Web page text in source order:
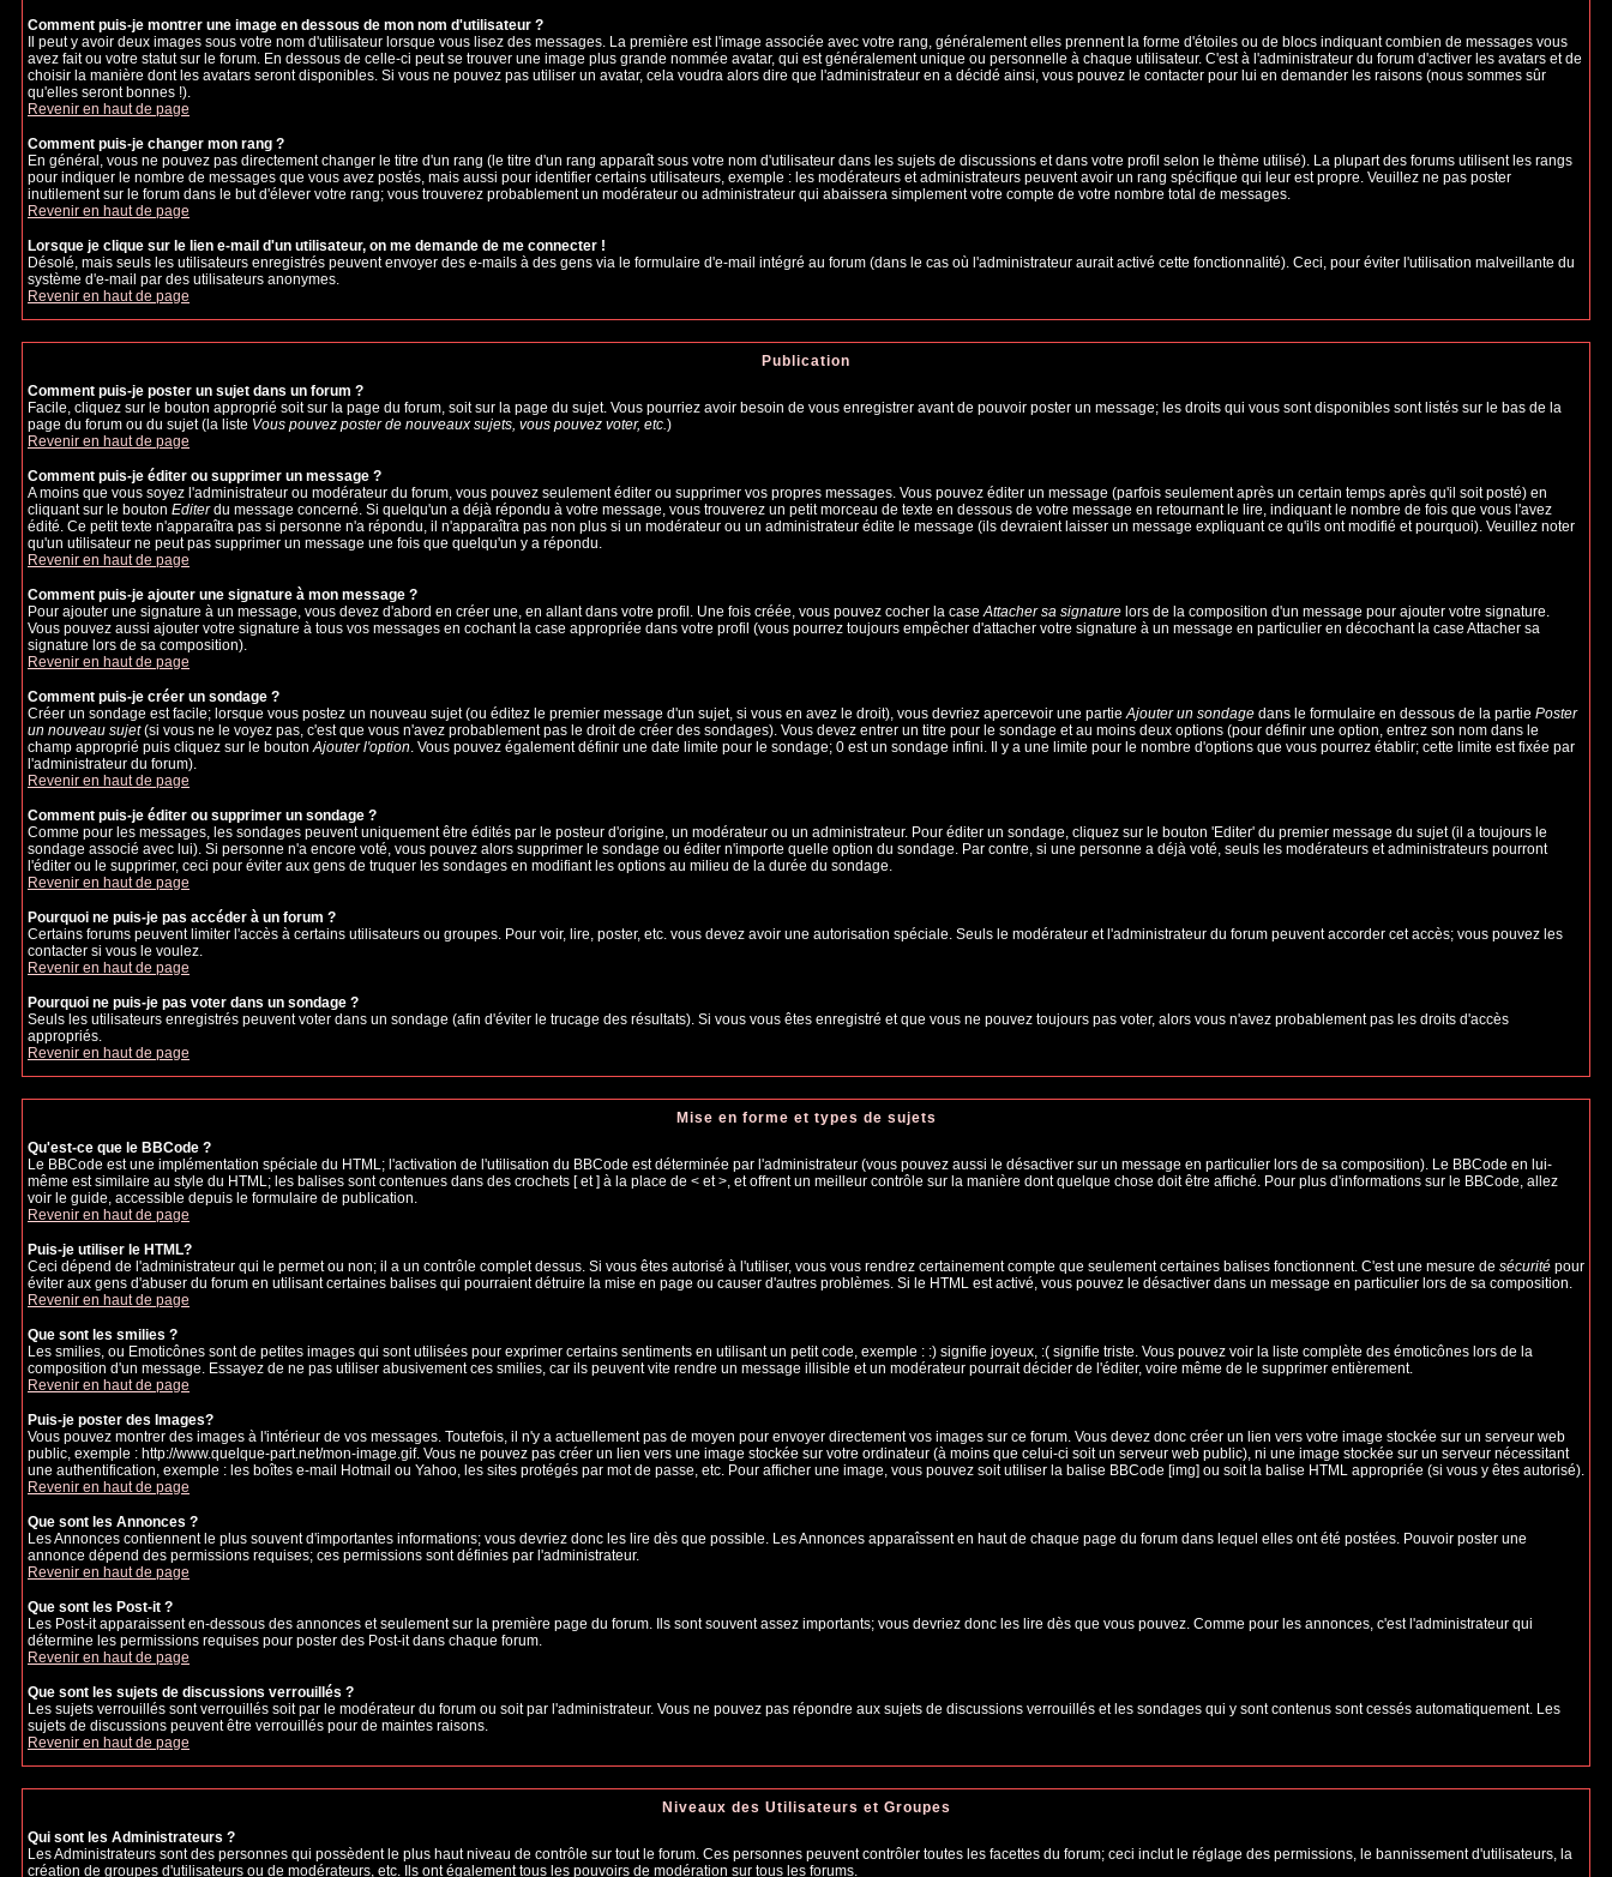
Comment puis-je montrer une image en dessous de mon nom d'utilisateur ?
Il peut y avoir deux images sous votre nom d'utilisateur lorsque vous lisez des messages. La première est l'image associée avec votre rang, généralement elles prennent la forme d'étoiles ou de blocs indiquant combien de messages vous
avez fait ou votre statut sur le forum. En dessous de celle-ci peut se trouver une image plus grande nommée avatar, qui est généralement unique ou personnelle à chaque utilisateur. C'est à l'administrateur du forum d'activer les avatars et de
choisir la manière dont les avatars seront disponibles. Si vous ne pouvez pas utiliser un avatar, cela voudra alors dire que l'administrateur en a décidé ainsi, vous pouvez le contacter pour lui en demander les raisons (nous sommes sûr
qu'elles seront bonnes !).
Revenir en haut de page
Comment puis-je changer mon rang ?
En général, vous ne pouvez pas directement changer le titre d'un rang (le titre d'un rang apparaît sous votre nom d'utilisateur dans les sujets de discussions et dans votre profil selon le thème utilisé). La plupart des forums utilisent les rangs
pour indiquer le nombre de messages que vous avez postés, mais aussi pour identifier certains utilisateurs, exemple : les modérateurs et administrateurs peuvent avoir un rang spécifique qui leur est propre. Veuillez ne pas poster
inutilement sur le forum dans le but d'élever votre rang; vous trouverez probablement un modérateur ou administrateur qui abaissera simplement votre compte de votre nombre total de messages.
Revenir en haut de page
Lorsque je clique sur le lien e-mail d'un utilisateur, on me demande de me connecter !
Désolé, mais seuls les utilisateurs enregistrés peuvent envoyer des e-mails à des gens via le formulaire d'e-mail intégré au forum (dans le cas où l'administrateur aurait activé cette fonctionnalité). Ceci, pour éviter l'utilisation malveillante du
système d'e-mail par des utilisateurs anonymes.
Revenir en haut de page
Publication
Comment puis-je poster un sujet dans un forum ?
Facile, cliquez sur le bouton approprié soit sur la page du forum, soit sur la page du sujet. Vous pourriez avoir besoin de vous enregistrer avant de pouvoir poster un message; les droits qui vous sont disponibles sont listés sur le bas de la
page du forum ou du sujet (la liste Vous pouvez poster de nouveaux sujets, vous pouvez voter, etc.)
Revenir en haut de page
Comment puis-je éditer ou supprimer un message ?
A moins que vous soyez l'administrateur ou modérateur du forum, vous pouvez seulement éditer ou supprimer vos propres messages. Vous pouvez éditer un message (parfois seulement après un certain temps après qu'il soit posté) en
cliquant sur le bouton Editerdu message concerné. Si quelqu'un a déjà répondu à votre message, vous trouverez un petit morceau de texte en dessous de votre message en retournant le lire, indiquant le nombre de fois que vous l'avez
édité. Ce petit texte n'apparaîtra pas si personne n'a répondu, il n'apparaîtra pas non plus si un modérateur ou un administrateur édite le message (ils devraient laisser un message expliquant ce qu'ils ont modifié et pourquoi). Veuillez noter
qu'un utilisateur ne peut pas supprimer un message une fois que quelqu'un y a répondu.
Revenir en haut de page
Comment puis-je ajouter une signature à mon message ?
Pour ajouter une signature à un message, vous devez d'abord en créer une, en allant dans votre profil. Une fois créée, vous pouvez cocher la caseAttacher sa signature lors de la composition d'un message pour ajouter votre signature.
Vous pouvez aussi ajouter votre signature à tous vos messages en cochant la case appropriée dans votre profil (vous pourrez toujours empêcher d'attacher votre signature à un message en particulier en décochant la case Attacher sa
signature lors de sa composition).
Revenir en haut de page
Comment puis-je créer un sondage ?
Créer un sondage est facile; lorsque vous postez un nouveau sujet (ou éditez le premier message d'un sujet, si vous en avez le droit), vous devriez apercevoir une partieAjouter un sondage dans le formulaire en dessous de la partie Poster
un nouveau sujet(si vous ne le voyez pas, c'est que vous n'avez probablement pas le droit de créer des sondages). Vous devez entrer un titre pour le sondage et au moins deux options (pour définir une option, entrez son nom dans le
champ approprié puis cliquez sur le boutonAjouter l'option. Vous pouvez également définir une date limite pour le sondage; 0 est un sondage infini. Il y a une limite pour le nombre d'options que vous pourrez établir; cette limite est fixée par
l'administrateur du forum).
Revenir en haut de page
Comment puis-je éditer ou supprimer un sondage ?
Comme pour les messages, les sondages peuvent uniquement être édités par le posteur d'origine, un modérateur ou un administrateur. Pour éditer un sondage, cliquez sur le bouton 'Editer' du premier message du sujet (il a toujours le
sondage associé avec lui). Si personne n'a encore voté, vous pouvez alors supprimer le sondage ou éditer n'importe quelle option du sondage. Par contre, si une personne a déjà voté, seuls les modérateurs et administrateurs pourront
l'éditer ou le supprimer, ceci pour éviter aux gens de truquer les sondages en modifiant les options au milieu de la durée du sondage.
Revenir en haut de page
Pourquoi ne puis-je pas accéder à un forum ?
Certains forums peuvent limiter l'accès à certains utilisateurs ou groupes. Pour voir, lire, poster, etc. vous devez avoir une autorisation spéciale. Seuls le modérateur et l'administrateur du forum peuvent accorder cet accès; vous pouvez les
contacter si vous le voulez.
Revenir en haut de page
Pourquoi ne puis-je pas voter dans un sondage ?
Seuls les utilisateurs enregistrés peuvent voter dans un sondage (afin d'éviter le trucage des résultats). Si vous vous êtes enregistré et que vous ne pouvez toujours pas voter, alors vous n'avez probablement pas les droits d'accès
appropriés.
Revenir en haut de page
Mise en forme et types de sujets
Qu'est-ce que le BBCode ?
Le BBCode est une implémentation spéciale du HTML; l'activation de l'utilisation du BBCode est déterminée par l'administrateur (vous pouvez aussi le désactiver sur un message en particulier lors de sa composition). Le BBCode en lui-
même est similaire au style du HTML; les balises sont contenues dans des crochets [ et ] à la place de < et >, et offrent un meilleur contrôle sur la manière dont quelque chose doit être affiché. Pour plus d'informations sur le BBCode, allez
voir le guide, accessible depuis le formulaire de publication.
Revenir en haut de page
Puis-je utiliser le HTML?
Ceci dépend de l'administrateur qui le permet ou non; il a un contrôle complet dessus. Si vous êtes autorisé à l'utiliser, vous vous rendrez certainement compte que seulement certaines balises fonctionnent. C'est une mesure de sécurité pour
éviter aux gens d'abuser du forum en utilisant certaines balises qui pourraient détruire la mise en page ou causer d'autres problèmes. Si le HTML est activé, vous pouvez le désactiver dans un message en particulier lors de sa composition.
Revenir en haut de page
Que sont les smilies ?
Les smilies, ou Emoticônes sont de petites images qui sont utilisées pour exprimer certains sentiments en utilisant un petit code, exemple : :) signifie joyeux, :( signifie triste. Vous pouvez voir la liste complète des émoticônes lors de la
composition d'un message. Essayez de ne pas utiliser abusivement ces smilies, car ils peuvent vite rendre un message illisible et un modérateur pourrait décider de l'éditer, voire même de le supprimer entièrement.
Revenir en haut de page
Puis-je poster des Images?
Vous pouvez montrer des images à l'intérieur de vos messages. Toutefois, il n'y a actuellement pas de moyen pour envoyer directement vos images sur ce forum. Vous devez donc créer un lien vers votre image stockée sur un serveur web
public, exemple : http://www.quelque-part.net/mon-image.gif. Vous ne pouvez pas créer un lien vers une image stockée sur votre ordinateur (à moins que celui-ci soit un serveur web public), ni une image stockée sur un serveur nécessitant
une authentification, exemple : les boîtes e-mail Hotmail ou Yahoo, les sites protégés par mot de passe, etc. Pour afficher une image, vous pouvez soit utiliser la balise BBCode [img] ou soit la balise HTML appropriée (si vous y êtes autorisé).
Revenir en haut de page
Que sont les Annonces ?
Les Annonces contiennent le plus souvent d'importantes informations; vous devriez donc les lire dès que possible. Les Annonces apparaîssent en haut de chaque page du forum dans lequel elles ont été postées. Pouvoir poster une
annonce dépend des permissions requises; ces permissions sont définies par l'administrateur.
Revenir en haut de page
Que sont les Post-it ?
Les Post-it apparaissent en-dessous des annonces et seulement sur la première page du forum. Ils sont souvent assez importants; vous devriez donc les lire dès que vous pouvez. Comme pour les annonces, c'est l'administrateur qui
détermine les permissions requises pour poster des Post-it dans chaque forum.
Revenir en haut de page
Que sont les sujets de discussions verrouillés ?
Les sujets verrouillés sont verrouillés soit par le modérateur du forum ou soit par l'administrateur. Vous ne pouvez pas répondre aux sujets de discussions verrouillés et les sondages qui y sont contenus sont cessés automatiquement. Les
sujets de discussions peuvent être verrouillés pour de maintes raisons.
Revenir en haut de page
Niveaux des Utilisateurs et Groupes
Qui sont les Administrateurs ?
Les Administrateurs sont des personnes qui possèdent le plus haut niveau de contrôle sur tout le forum. Ces personnes peuvent contrôler toutes les facettes du forum; ceci inclut le réglage des permissions, le bannissement d'utilisateurs, la
création de groupes d'utilisateurs ou de modérateurs, etc. Ils ont également tous les pouvoirs de modération sur tous les forums.